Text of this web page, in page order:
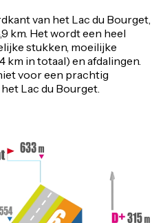
van het Lac du Bourget,
km. Het wordt een heel
stukken, moeilijke
km in totaal) en afdalingen.
voor een prachtig
Lac du Bourget.